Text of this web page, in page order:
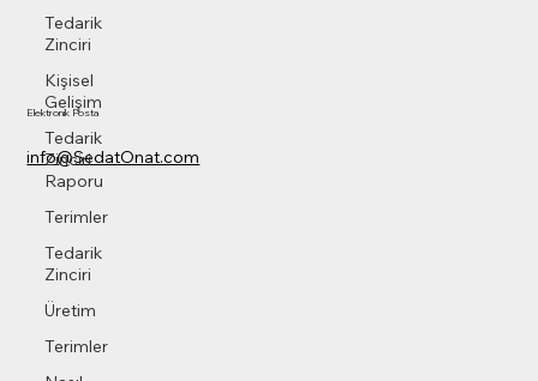
Tedarik
Zinciri
Kişisel
Gelişim
Tedarik
Zinciri
Raporu
Terimler
Tedarik
Zinciri
Üretim
Terimler
info@SedatOnat.com
Elektronik Posta